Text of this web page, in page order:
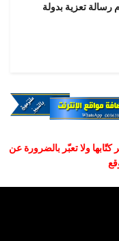
رسالة تعزية بدولة
ولا تعبّر بالضرورة عن